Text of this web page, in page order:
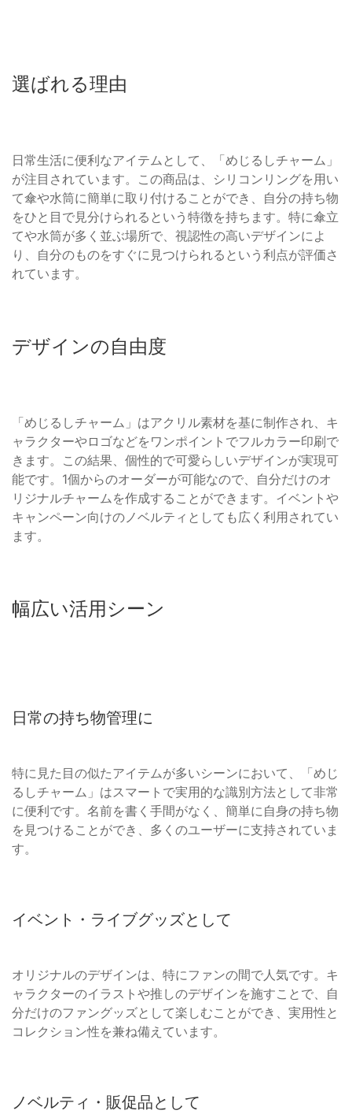
選ばれる理由
日常生活に便利なアイテムとして、「めじるしチャーム」
が注目されています。この商品は、シリコンリングを用い
て傘や水筒に簡単に取り付けることができ、自分の持ち物
をひと目で見分けられるという特徴を持ちます。特に傘立
てや水筒が多く並ぶ場所で、視認性の高いデザインによ
り、自分のものをすぐに見つけられるという利点が評価さ
れています。
デザインの自由度
「めじるしチャーム」はアクリル素材を基に制作され、キ
ャラクターやロゴなどをワンポイントでフルカラー印刷で
きます。この結果、個性的で可愛らしいデザインが実現可
能です。1個からのオーダーが可能なので、自分だけのオ
リジナルチャームを作成することができます。イベントや
キャンペーン向けのノベルティとしても広く利用されてい
ます。
幅広い活用シーン
日常の持ち物管理に
特に見た目の似たアイテムが多いシーンにおいて、「めじ
るしチャーム」はスマートで実用的な識別方法として非常
に便利です。名前を書く手間がなく、簡単に自身の持ち物
を見つけることができ、多くのユーザーに支持されていま
す。
イベント・ライブグッズとして
オリジナルのデザインは、特にファンの間で人気です。キ
ャラクターのイラストや推しのデザインを施すことで、自
分だけのファングッズとして楽しむことができ、実用性と
コレクション性を兼ね備えています。
ノベルティ・販促品として